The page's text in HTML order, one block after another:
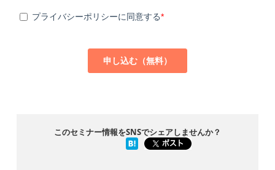
このセミナー情報をSNSでシェアしませんか？